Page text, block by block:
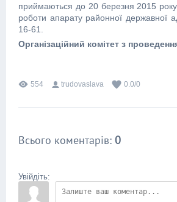
приймаються до 20 березня 2015
роботи апарату районної державної
16-61.
Організаційний комітет з
554 trudovaslava 0.0/0
Всього коментарів: 0
Увійдіть: